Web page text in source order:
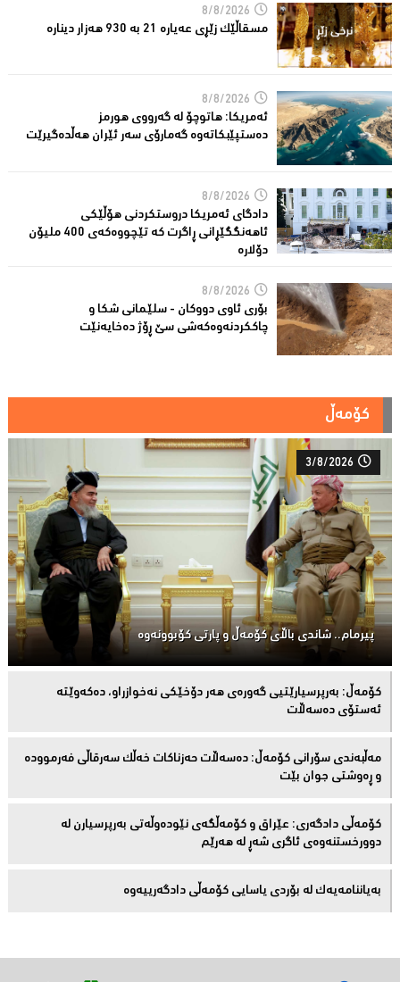
8/8/2026
مسقاڵێک زێڕی عەیارە 21 بە 930 هەزار دینارە
8/8/2026
ئەمریكا: هاتوچۆ لە گەرووی هورمز
دەستپێبكاتەوە گەمارۆی سەر ئێران هەڵدەگیرێت
8/8/2026
دادگای ئەمریكا دروستكردنی هۆڵێكی
ئاهەنگگێڕانی ڕاگرت كە تێچووەكەی 400 ملیۆن
دۆلارە
8/8/2026
بۆری ئاوی دووکان - سلێمانی شکا و
چاککردنەوەکەشى سێ ڕۆژ دەخایەنێت
کۆمەڵ
3/8/2026
پیرمام.. شاندی باڵای كۆمه‌ڵ و پارتی كۆبوونه‌وه‌
كۆمەڵ: بەرپرسیارێتیی گەورەی هەر دۆخێکی نەخوازراو، دەكەوێتە
ئەستۆی دەسەڵات
مەڵبەندى سۆرانى کۆمەڵ: دەسەڵات حەزناکات خەڵک سەرقاڵى فەرموودە
و ڕەوشتى جوان بێت
کۆمەڵى دادگەرى: عێراق و كۆمەڵگەی نێودەوڵەتی بەرپرسیارن لە
دوورخستنەوەى ئاگری شەڕ لە هەرێم
بەیاننامەیەک لە بۆردی یاسایی کۆمەڵی دادگەرییەوە